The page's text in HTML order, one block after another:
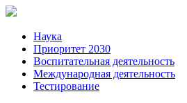
Наука
Приоритет 2030
Воспитательная деятельность
Международная деятельность
Тестирование